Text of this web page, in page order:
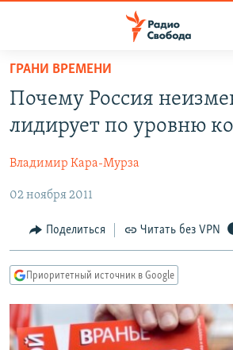
упрощенного
доступа
основному
Вернутся
главной
навигации
Вернутся
поиску
ПОДКАСТЫ
АВТОРСКИЕ ПРОЕКТЫ
ЦИТАТЫ СВОБОДЫ
МНЕНИЯ
КУЛЬТУРА
IDEL.РЕАЛИИ
КАВКАЗ.РЕАЛИИ
СЕВЕР.РЕАЛИИ
СИБИРЬ.РЕАЛИИ
ГРАНИ ВРЕМЕНИ
Почему Россия
лидирует по уровню
Владимир Кара-Мурза
02 ноября 2011
Поделиться Читать без VPN
Приоритетный источник в Google